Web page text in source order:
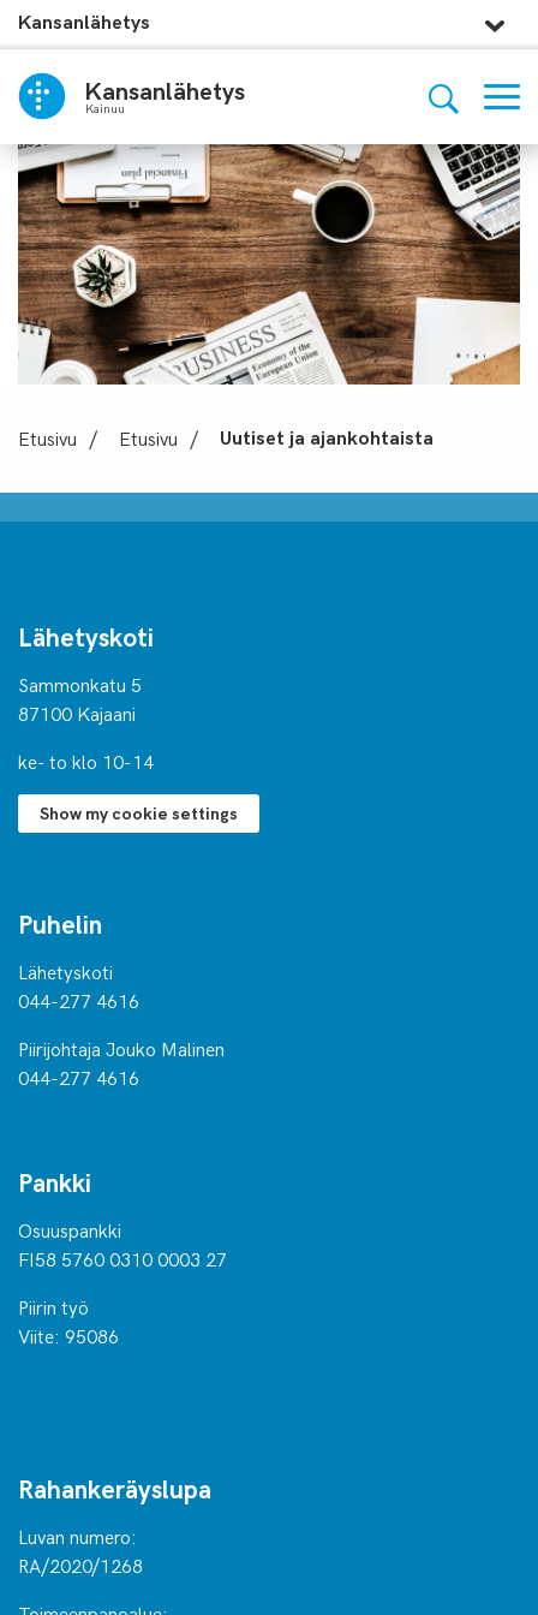
Kansanlähetys
Kainuu
Kansanlähetys
Etusivu / Etusivu / Uutiset ja ajankohtaista
Lähetyskoti
Sammonkatu 5
87100 Kajaani
ke- to klo 10-14
Show my cookie settings
Puhelin
Lähetyskoti
044-277 4616
Piirijohtaja Jouko Malinen
044-277 4616
Pankki
Osuuspankki
FI58 5760 0310 0003 27
Piirin työ
Viite: 95086
Rahankeräyslupa
Luvan numero:
RA/2020/1268